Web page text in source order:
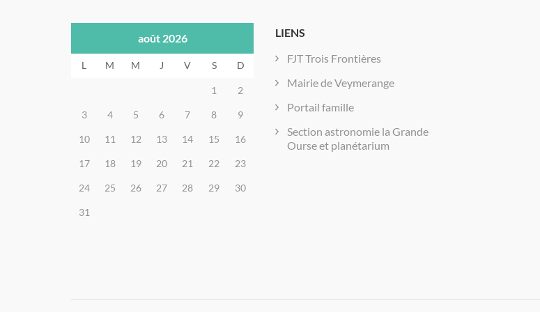
août 2026
L M M J V S D
1 2
3 4 5 6 7 8 9
10 11 12 13 14 15 16
17 18 19 20 21 22 23
24 25 26 27 28 29 30
31
LIENS
FJT Trois Frontières
Mairie de Veymerange
Portail famille
Section astronomie la Grande
Ourse et planétarium